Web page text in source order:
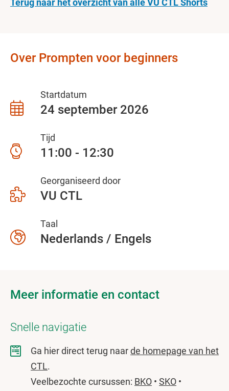
Terug naar het overzicht van alle VU CTL Shorts
Over Prompten voor beginners
Startdatum
24 september 2026
Tijd
11:00 - 12:30
Georganiseerd door
VU CTL
Taal
Nederlands / Engels
Meer informatie en contact
Snelle navigatie
Ga hier direct terug naarde homepage van het
CTL.
Veelbezochte cursussen: BKO • SKO •